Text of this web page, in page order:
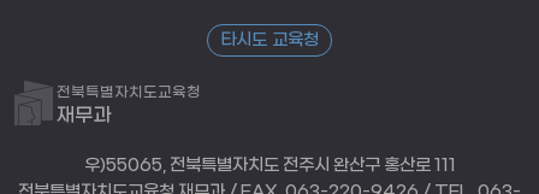
타시도 교육청
전북특별자치도교육청
재무과
우)55065, 전북특별자치도 전주시 완산구 홍산로 111